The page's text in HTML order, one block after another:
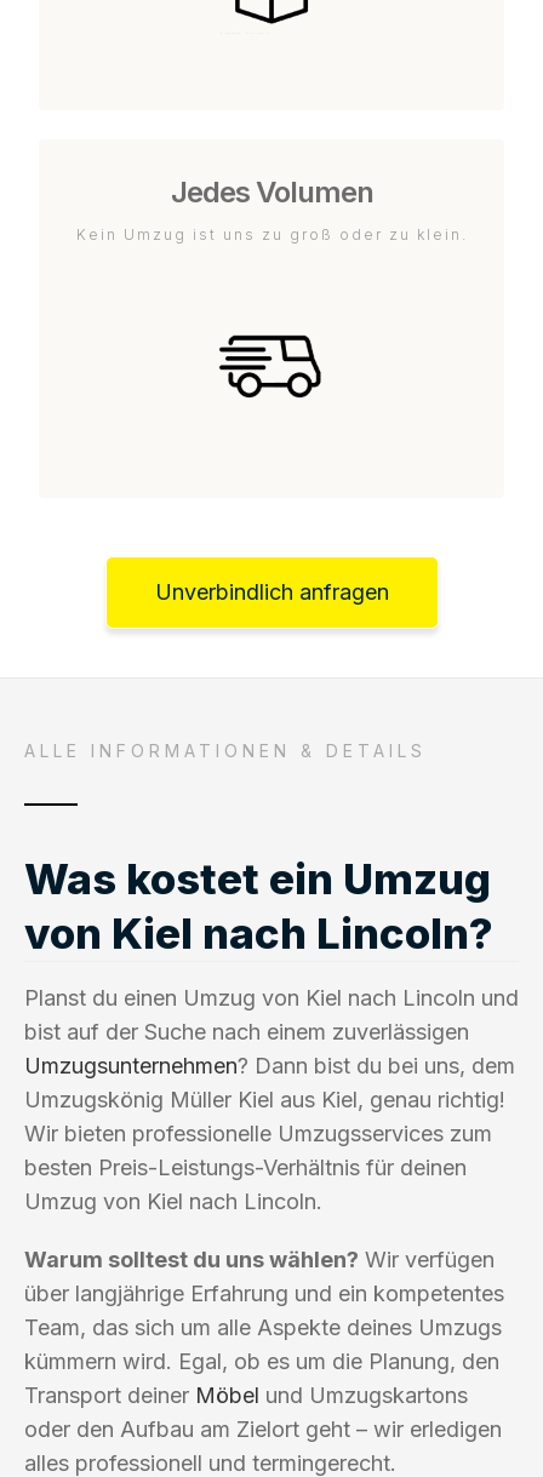
Jedes Volumen
Kein Umzug ist uns zu groß oder zu klein.
Unverbindlich anfragen
ALLE INFORMATIONEN & DETAILS
Was kostet ein Umzug
von Kiel nach Lincoln?
Planst du einen Umzug von Kiel nach Lincoln und
bist auf der Suche nach einem zuverlässigen
Umzugsunternehmen? Dann bist du bei uns, dem
Umzugskönig Müller Kiel aus Kiel, genau richtig!
Wir bieten professionelle Umzugsservices zum
besten Preis-Leistungs-Verhältnis für deinen
Umzug von Kiel nach Lincoln.
Warum solltest du uns wählen? Wir verfügen
über langjährige Erfahrung und ein kompetentes
Team, das sich um alle Aspekte deines Umzugs
kümmern wird. Egal, ob es um die Planung, den
Transport deiner Möbel und Umzugskartons
oder den Aufbau am Zielort geht – wir erledigen
alles professionell und termingerecht.